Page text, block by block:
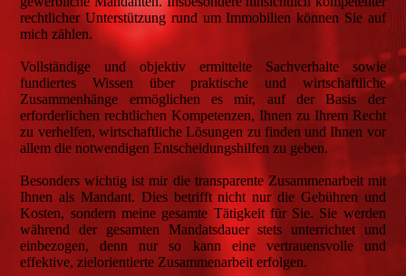
rechtlicher Unterstützung rund um Immobilien können Sie auf
mich zählen.
Vollständige und objektiv ermittelte Sachverhalte sowie
fundiertes Wissen über praktische und wirtschaftliche
Zusammenhänge ermöglichen es mir, auf der Basis der
erforderlichen rechtlichen Kompetenzen, Ihnen zu Ihrem Recht
zu verhelfen, wirtschaftliche Lösungen zu finden und Ihnen vor
allem die notwendigen Entscheidungshilfen zu geben.
Besonders wichtig ist mir die transparente Zusammenarbeit mit
Ihnen als Mandant. Dies betrifft nicht nur die Gebühren und
Kosten, sondern meine gesamte Tätigkeit für Sie. Sie werden
während der gesamten Mandatsdauer stets unterrichtet und
einbezogen, denn nur so kann eine vertrauensvolle und
effektive, zielorientierte Zusammenarbeit erfolgen.